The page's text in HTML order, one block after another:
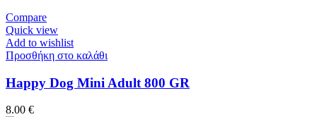
Compare
Quick view
Add to wishlist
Προσθήκη στο καλάθι
Happy Dog Mini Adult 800 GR
8.00 €